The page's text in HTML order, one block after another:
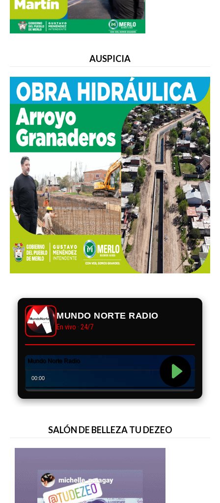
AUSPICIA
MUNDO NORTE RADIO
En vivo · 24/7
SALÓN DE BELLEZA TU DEZEO